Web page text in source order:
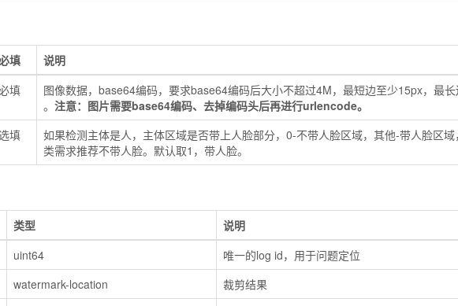
填
说明
填
图像数据，base64编码，要求base64编码后大小不超过4M，最短边至少15px，最
。 注意：图片需要base64编码、去掉编码头后再进行urlencode。
填
如果检测主体是人，主体区域是否带上人脸部分，0-不带人脸区域，其他-带人脸区
类需求推荐不带人脸。默认取1，带人脸。
类型
说明
uint64
唯一的log id，用于问题定位
watermark-location
裁剪结果